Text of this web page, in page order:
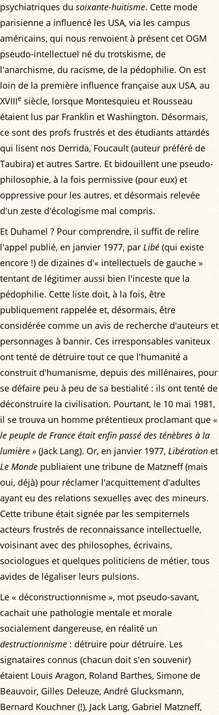
psychiatriques du soixante-huitisme. Cette mode
parisienne a influencé les USA, via les campus
américains, qui nous renvoient à présent cet OGM
pseudo-intellectuel né du trotskisme, de
l'anarchisme, du racisme, de la pédophilie. On est
loin de la première influence française aux USA, au
XVIIIe siècle, lorsque Montesquieu et Rousseau
étaient lus par Franklin et Washington. Désormais,
ce sont des profs frustrés et des étudiants attardés
qui lisent nos Derrida, Foucault (auteur préféré de
Taubira) et autres Sartre. Et bidouillent une pseudo-
philosophie, à la fois permissive (pour eux) et
oppressive pour les autres, et désormais relevée
d'un zeste d'écologisme mal compris.
Et Duhamel ? Pour comprendre, il suffit de relire
l'appel publié, en janvier 1977, par Libé (qui existe
encore !) de dizaines d'« intellectuels de gauche »
tentant de légitimer aussi bien l'inceste que la
pédophilie. Cette liste doit, à la fois, être
publiquement rappelée et, désormais, être
considérée comme un avis de recherche d'auteurs et
personnages à bannir. Ces irresponsables vaniteux
ont tenté de détruire tout ce que l'humanité a
construit d'humanisme, depuis des millénaires, pour
se défaire peu à peu de sa bestialité : ils ont tenté de
déconstruire la civilisation. Pourtant, le 10 mai 1981,
il se trouva un homme prétentieux proclamant que «
le peuple de France était enfin passé des ténèbres à la
lumière » (Jack Lang). Or, en janvier 1977, Libération et
Le Monde publiaient une tribune de Matzneff (mais
oui, déjà) pour réclamer l'acquittement d'adultes
ayant eu des relations sexuelles avec des mineurs.
Cette tribune était signée par les sempiternels
acteurs frustrés de reconnaissance intellectuelle,
voisinant avec des philosophes, écrivains,
sociologues et quelques politiciens de métier, tous
avides de légaliser leurs pulsions.
Le « déconstructionnisme », mot pseudo-savant,
cachait une pathologie mentale et morale
socialement dangereuse, en réalité un
destructionnisme : détruire pour détruire. Les
signataires connus (chacun doit s'en souvenir)
étaient Louis Aragon, Roland Barthes, Simone de
Beauvoir, Gilles Deleuze, André Glucksmann,
Bernard Kouchner (!), Jack Lang, Gabriel Matzneff,